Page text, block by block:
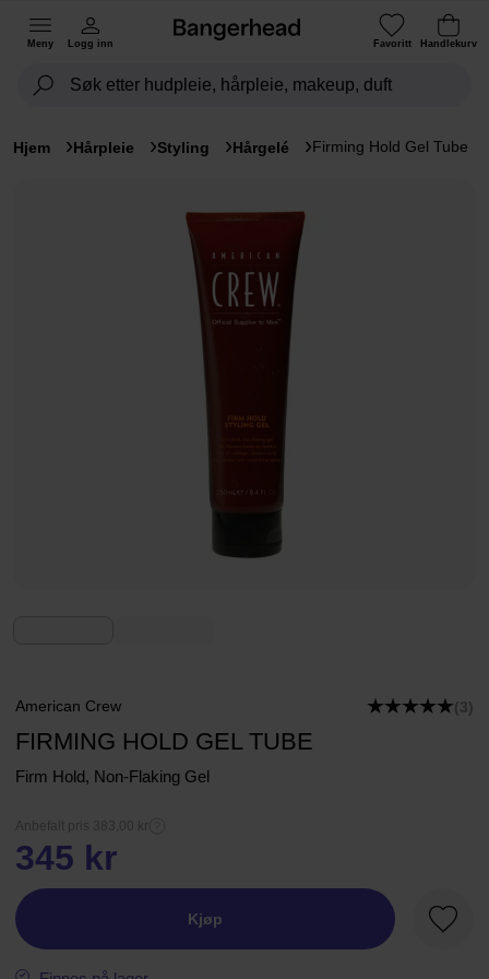
Meny Logg inn Favoritt Handlekurv
Hjem Hårpleie Styling Hårgelé Firming Hold Gel Tube
American Crew (3)
FIRMING HOLD GEL TUBE
Firm Hold, Non-Flaking Gel
Anbefalt pris 383,00 kr
345 kr
Kjøp